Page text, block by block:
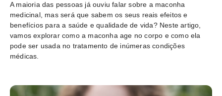
A maioria das pessoas já ouviu falar sobre a maconha
medicinal, mas será que sabem os seus reais efeitos e
benefícios para a saúde e qualidade de vida? Neste artigo,
vamos explorar como a maconha age no corpo e como ela
pode ser usada no tratamento de inúmeras condições
médicas.